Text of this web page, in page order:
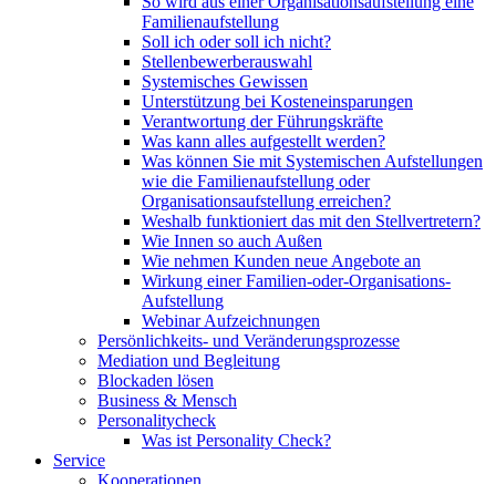
Familienaufstellung
Soll ich oder soll ich nicht?
Stellenbewerberauswahl
Systemisches Gewissen
Unterstützung bei Kosteneinsparungen
Verantwortung der Führungskräfte
Was kann alles aufgestellt werden?
Was können Sie mit Systemischen Aufstellungen
wie die Familienaufstellung oder
Organisationsaufstellung erreichen?
Weshalb funktioniert das mit den Stellvertretern?
Wie Innen so auch Außen
Wie nehmen Kunden neue Angebote an
Wirkung einer Familien-oder-Organisations-
Aufstellung
Webinar Aufzeichnungen
Persönlichkeits- und Veränderungsprozesse
Mediation und Begleitung
Blockaden lösen
Business & Mensch
Personalitycheck
Was ist Personality Check?
Service
Kooperationen